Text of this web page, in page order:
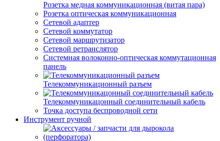
Розетка медная коммуникационная (витая пара)
Розетка оптическая коммуникационная
Сетевой адаптер
Сетевой коммутатор
Сетевой маршрутизатор
Сетевой ретранслятор
Системная волоконно-оптическая коммутационная
панель
Телекоммуникационный разъем
Телекоммуникацонный соединительный кабель
Точка доступа беспроводной сети
Инструмент ручной